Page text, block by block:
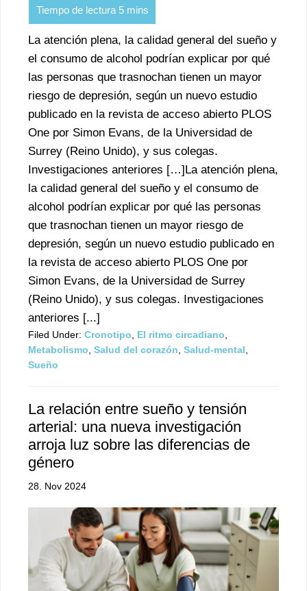
La atención plena, la calidad general del sueño y
el consumo de alcohol podrían explicar por qué
las personas que trasnochan tienen un mayor
riesgo de depresión, según un nuevo estudio
publicado en la revista de acceso abierto PLOS
One por Simon Evans, de la Universidad de
Surrey (Reino Unido), y sus colegas.
Investigaciones anteriores […]La atención plena,
la calidad general del sueño y el consumo de
alcohol podrían explicar por qué las personas
que trasnochan tienen un mayor riesgo de
depresión, según un nuevo estudio publicado en
la revista de acceso abierto PLOS One por
Simon Evans, de la Universidad de Surrey
(Reino Unido), y sus colegas. Investigaciones
anteriores [...]
Filed Under: Cronotipo El ritmo circadiano
Metabolismo Salud del corazón Salud-mental
Sueño
La relación entre sueño y tensión
arterial: una nueva investigación
arroja luz sobre las diferencias de
género
28. Nov 2024